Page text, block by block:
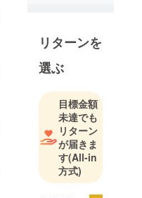
リターンを
選ぶ
目標金額
未達でも
リターン
が届きま
す(All-in
方式)